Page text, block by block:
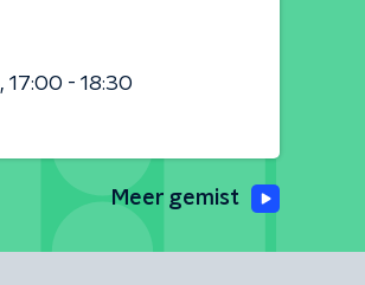
17:00 - 18:30
Meer gemist